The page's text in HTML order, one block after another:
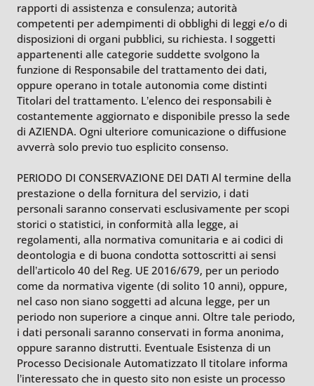
rapporti di assistenza e consulenza; autorità
competenti per adempimenti di obblighi di leggi e/o di
disposizioni di organi pubblici, su richiesta. I soggetti
appartenenti alle categorie suddette svolgono la
funzione di Responsabile del trattamento dei dati,
oppure operano in totale autonomia come distinti
Titolari del trattamento. L’elenco dei responsabili è
costantemente aggiornato e disponibile presso la sede
di AZIENDA. Ogni ulteriore comunicazione o diffusione
avverrà solo previo tuo esplicito consenso.
PERIODO DI CONSERVAZIONE DEI DATI Al termine della
prestazione o della fornitura del servizio, i dati
personali saranno conservati esclusivamente per scopi
storici o statistici, in conformità alla legge, ai
regolamenti, alla normativa comunitaria e ai codici di
deontologia e di buona condotta sottoscritti ai sensi
dell’articolo 40 del Reg. UE 2016/679, per un periodo
come da normativa vigente (di solito 10 anni), oppure,
nel caso non siano soggetti ad alcuna legge, per un
periodo non superiore a cinque anni. Oltre tale periodo,
i dati personali saranno conservati in forma anonima,
oppure saranno distrutti. Eventuale Esistenza di un
Processo Decisionale Automatizzato Il titolare informa
l’interessato che in questo sito non esiste un processo